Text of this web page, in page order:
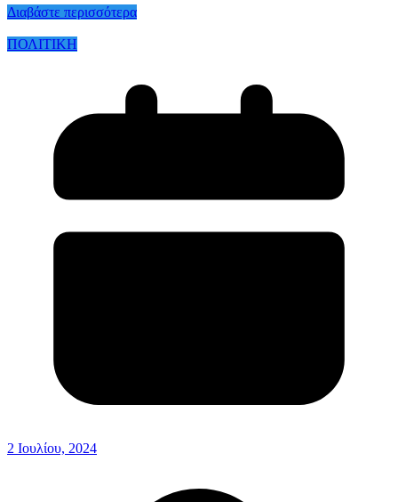
Διαβάστε περισσότερα
ΠΟΛΙΤΙΚΗ
2 Ιουλίου, 2024